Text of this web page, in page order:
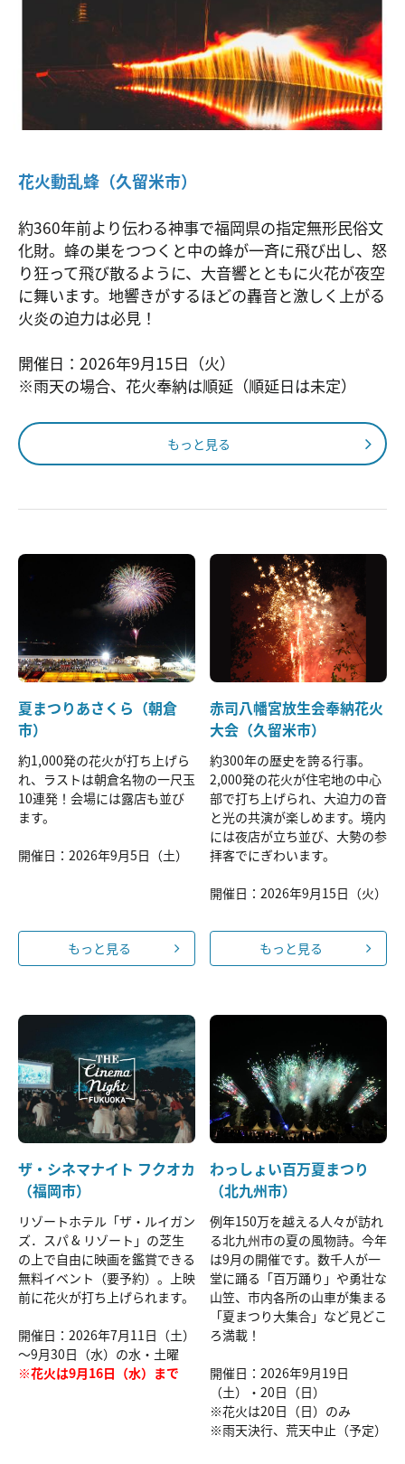
花火動乱蜂（久留米市）
約360年前より伝わる神事で福岡県の指定無形民俗文
化財。蜂の巣をつつくと中の蜂が一斉に飛び出し、怒
り狂って飛び散るように、大音響とともに火花が夜空
に舞います。地響きがするほどの轟音と激しく上がる
火炎の迫力は必見！
開催日：2026年9月15日（火）
※雨天の場合、花火奉納は順延（順延日は未定）
もっと見る
夏まつりあさくら（朝倉
市）
約1,000発の花火が打ち上げら
れ、ラストは朝倉名物の一尺玉
10連発！会場には露店も並び
ます。
開催日：2026年9月5日（土）
もっと見る
赤司八幡宮放生会奉納花火
大会（久留米市）
約300年の歴史を誇る行事。
2,000発の花火が住宅地の中心
部で打ち上げられ、大迫力の音
と光の共演が楽しめます。境内
には夜店が立ち並び、大勢の参
拝客でにぎわいます。
開催日：2026年9月15日（火）
もっと見る
ザ・シネマナイト フクオカ
（福岡市）
リゾートホテル「ザ・ルイガン
ズ．スパ & リゾート」の芝生
の上で自由に映画を鑑賞できる
無料イベント（要予約）。上映
前に花火が打ち上げられます。
開催日：2026年7月11日（土）
～9月30日（水）の水・土曜
※花火は9月16日（水）まで
わっしょい百万夏まつり
（北九州市）
例年150万を越える人々が訪れ
る北九州市の夏の風物詩。今年
は9月の開催です。数千人が一
堂に踊る「百万踊り」や勇壮な
山笠、市内各所の山車が集まる
「夏まつり大集合」など見どこ
ろ満載！
開催日：2026年9月19日
（土）・20日（日）
※花火は20日（日）のみ
※雨天決行、荒天中止（予定）